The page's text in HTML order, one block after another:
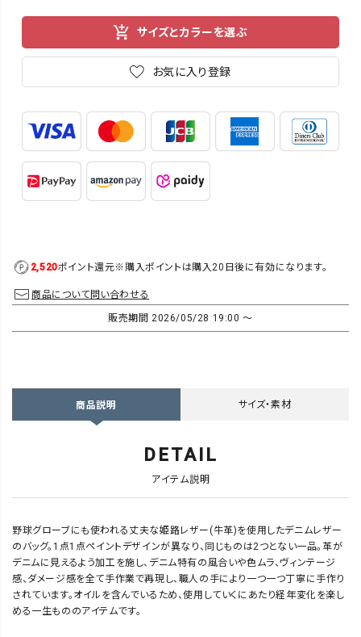
サイズとカラーを選ぶ
お気に入り登録
2,520ポイント還元※購入ポイントは購入20日後に有効になります。
商品について問い合わせる
販売期間 2026/05/28 19:00〜
商品説明 サイズ・素材
DETAIL
アイテム説明
野球グローブにも使われる丈夫な姫路レザー(牛革)を使用したデニムレザー
のバッグ。1点1点ペイントデザインが異なり、同じものは2つとない一品。革が
デニムに見えるよう加工を施し、デニム特有の風合いや色ムラ、ヴィンテージ
感、ダメージ感を全て手作業で再現し、職人の手により一つ一つ丁寧に手作り
されています。オイルを含んでいるため、使用していくにあたり経年変化を楽し
める一生もののアイテムです。